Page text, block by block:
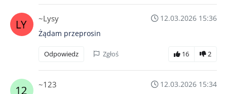
~Lysy
12.03.2026 15:36
Żądam przeprosin
Odpowiedz Zgłoś 16 2
~123
12.03.2026 15:34